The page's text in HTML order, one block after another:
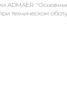
ADMAER
техническом